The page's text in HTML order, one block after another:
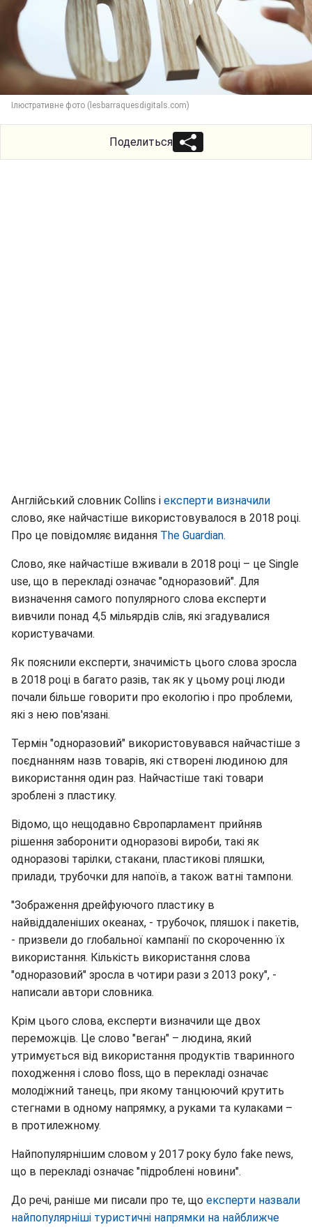
Ілюстративне фото (lesbarraquesdigitals.com)
Поделиться
Англійський словник Collins і експерти визначили
слово, яке найчастіше використовувалося в 2018 році.
Про це повідомляє видання The Guardian.
Слово, яке найчастіше вживали в 2018 році – це Single
use, що в перекладі означає "одноразовий". Для
визначення самого популярного слова експерти
вивчили понад 4,5 мільярдів слів, які згадувалися
користувачами.
Як пояснили експерти, значимість цього слова зросла
в 2018 році в багато разів, так як у цьому році люди
почали більше говорити про екологію і про проблеми,
які з нею пов'язані.
Термін "одноразовий" використовувався найчастіше з
поєднанням назв товарів, які створені людиною для
використання один раз. Найчастіше такі товари
зроблені з пластику.
Відомо, що нещодавно Європарламент прийняв
рішення заборонити одноразові вироби, такі як
одноразові тарілки, стакани, пластикові пляшки,
прилади, трубочки для напоїв, а також ватні тампони.
"Зображення дрейфуючого пластику в
найвіддаленіших океанах, - трубочок, пляшок і пакетів,
- призвели до глобальної кампанії по скороченню їх
використання. Кількість використання слова
"одноразовий" зросла в чотири рази з 2013 року", -
написали автори словника.
Крім цього слова, експерти визначили ще двох
переможців. Це слово "веган" – людина, який
утримується від використання продуктів тваринного
походження і слово floss, що в перекладі означає
молодіжний танець, при якому танцюючий крутить
стегнами в одному напрямку, а руками та кулаками –
в протилежному.
Найпопулярнішим словом у 2017 року було fake news,
що в перекладі означає "підроблені новини".
До речі, раніше ми писали про те, що експерти назвали
найпопулярніші туристичні напрямки на найближче